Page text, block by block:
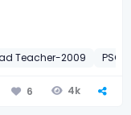
Teacher-2009 PSC
6 4k